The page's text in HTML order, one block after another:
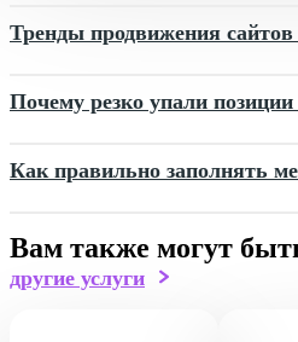
Тренды продвижения сайтов
Почему резко упали позиции
Как правильно заполнять
Вам также могут
другие услуги